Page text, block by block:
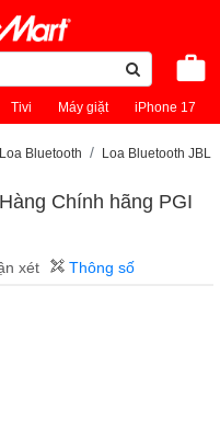
Tivi Máy giặt iPhone 17
Loa Bluetooth Loa Bluetooth JBL
Chính hãng PGI
xét Thông số